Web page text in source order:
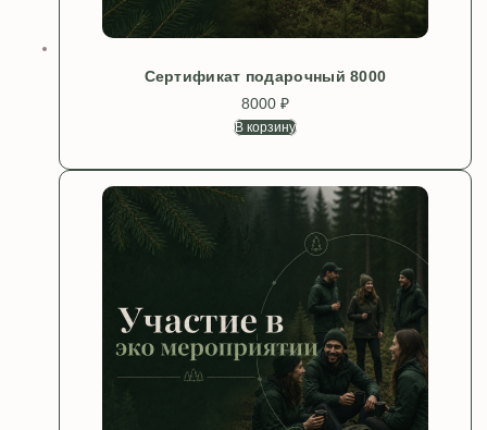
Сертификат подарочный 8000
8000 ₽
В корзину